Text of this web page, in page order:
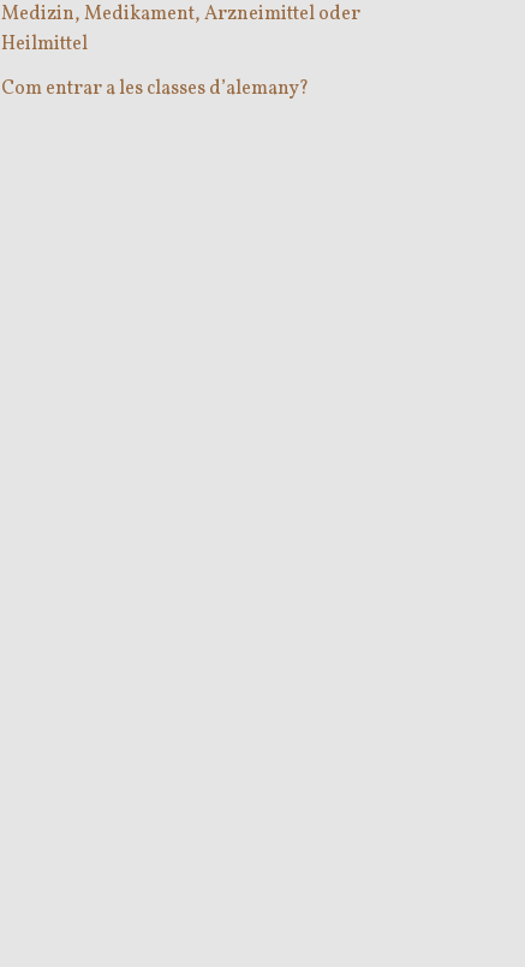
Medizin, Medikament, Arzneimittel oder
Heilmittel
Com entrar a les classes d’alemany?